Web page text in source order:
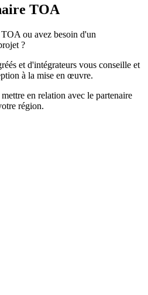
TOA
ou avez besoin d'un
?
et d'intégrateurs vous conseille et
à la mise en œuvre.
en relation avec le partenaire
région.